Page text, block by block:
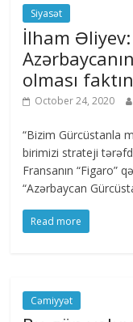
Siyasət
İlham
olması
October 24, 2020
“Bizim Gürcüstanla
birimizi strateji
Fransanın “Figaro”
“Azərbaycan
Read more
Cəmiyyət